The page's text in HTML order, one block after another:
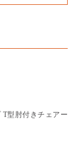
T型肘付きチェアー